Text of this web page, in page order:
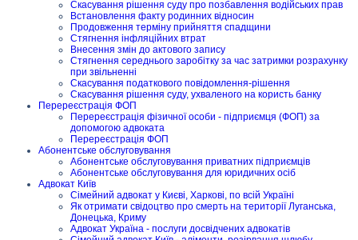
Скасування рішення суду про позбавлення водійських прав
Встановлення факту родинних відносин
Продовження терміну прийняття спадщини
Стягнення інфляційних втрат
Внесення змін до актового запису
Стягнення середнього заробітку за час затримки розрахунку
при звільненні
Скасування податкового повідомлення-рішення
Скасування рішення суду, ухваленого на користь банку
Перереєстрація ФОП
Перереєстрація фізичної особи - підприємця (ФОП) за
допомогою адвоката
Перереєстрація ФОП
Абонентське обслуговування
Абонентське обслуговування приватних підприємців
Абонентське обслуговування для юридичних осіб
Адвокат Київ
Сімейний адвокат у Києві, Харкові, по всій Україні
Як отримати свідоцтво про смерть на території Луганська,
Донецька, Криму
Адвокат Україна - послуги досвідчених адвокатів